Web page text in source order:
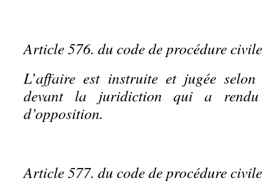
Article 576. du code de procédure civile
L’affaire est instruite et jugée selon
devant la juridiction qui a rendu
d’opposition.
Article 577. du code de procédure civile